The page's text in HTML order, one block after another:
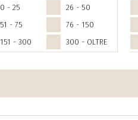
0 - 25
26 - 50
51 - 75
76 - 150
151 - 300
300 - OLTRE